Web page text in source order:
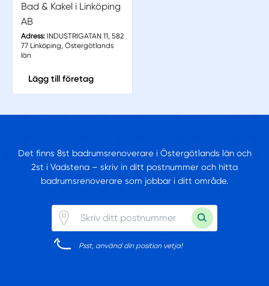
Bad & Kakel i Linköping
AB
Adress:INDUSTRIGATAN 11, 582
77 Linköping, Östergötlands
län
Lägg till företag
Det finns 8st badrumsrenoverare i Östergötlands län och
2st i Vadstena – skriv in ditt postnummer och hitta
badrumsrenoverare som jobbar i ditt område.
Psst, använd din position vetja!